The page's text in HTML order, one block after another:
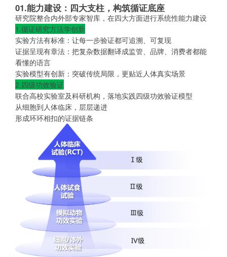
01.能力建设：四大支柱，构筑循证底座
研究院整合内外部专家智库，在四大方面进行系统性能力建设
1.循证研究方法学创新
实验方法有标准：让每一步验证都可追溯、可复现
证据呈现有章法：把复杂数据翻译成监管、品牌、消费者都能
看懂的语言
实验模型有创新：突破传统局限，更贴近人体真实场景
2.四级功效验证
联合高校实验室及科研机构，落地实践四级功效验证模型
从细胞到人体临床，层层递进
形成环环相扣的证据链条